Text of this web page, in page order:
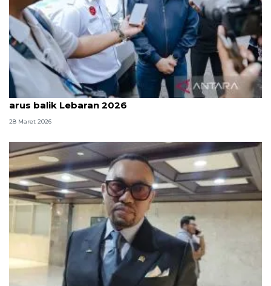
Kemkomdigi pastikan jaringan tetap stabil saat
arus balik Lebaran 2026
28 Maret 2026